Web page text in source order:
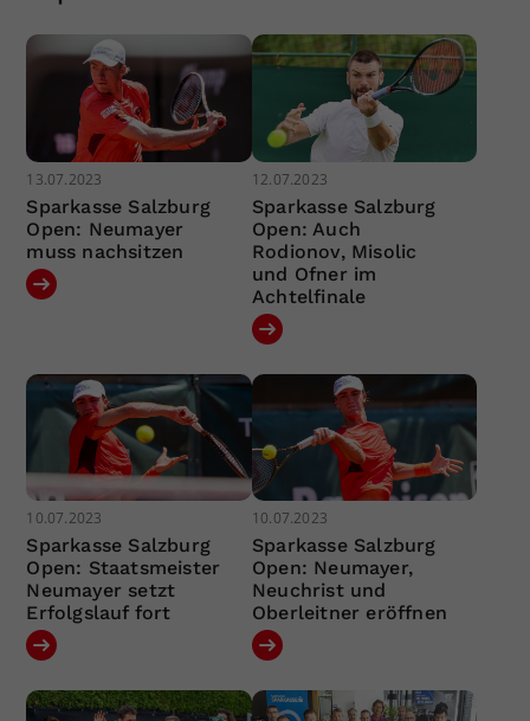
13.07.2023
Sparkasse Salzburg
Open: Neumayer
muss nachsitzen
12.07.2023
Sparkasse Salzburg
Open: Auch
Rodionov, Misolic
und Ofner im
Achtelfinale
10.07.2023
Sparkasse Salzburg
Open: Staatsmeister
Neumayer setzt
Erfolgslauf fort
10.07.2023
Sparkasse Salzburg
Open: Neumayer,
Neuchrist und
Oberleitner eröffnen